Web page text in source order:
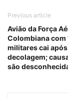
Previous article
Avião da Força
Colombiana com
militares cai após
decolagem;
são